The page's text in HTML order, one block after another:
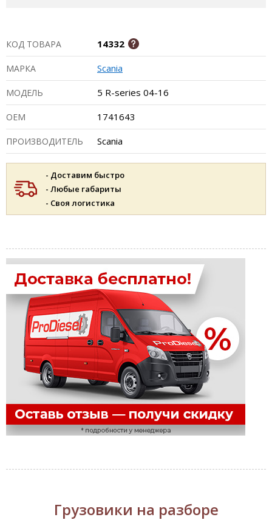
КОД ТОВАРА 14332
МАРКА Scania
МОДЕЛЬ 5 R-series 04-16
ОЕМ 1741643
ПРОИЗВОДИТЕЛЬ Scania
- Доставим быстро
- Любые габариты
- Своя логистика
Грузовики на разборе